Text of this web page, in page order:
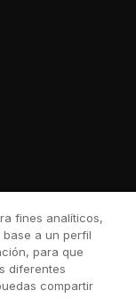
fines analíticos,
a un perfil
para que
diferentes
compartir